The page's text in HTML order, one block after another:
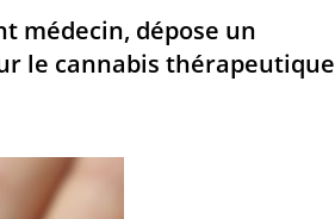
médecin, dépose un
le cannabis thérapeutique